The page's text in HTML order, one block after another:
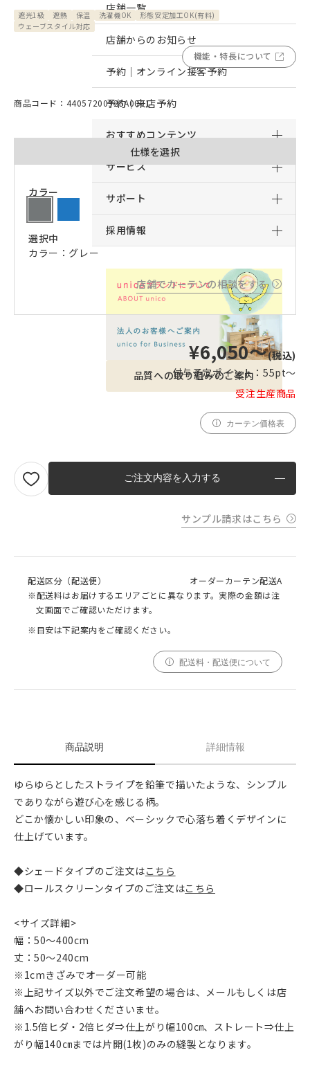
店舗一覧
店舗からのお知らせ
予約｜オンライン接客予約
予約｜来店予約
おすすめコンテンツ
サービス
サポート
採用情報
品質への取り組みのご案内
商品説明 詳細情報
ゆらゆらとしたストライプを鉛筆で描いたような、シンプル
でありながら遊び心を感じる柄。
どこか懐かしい印象の、ベーシックで心落ち着くデザインに
仕上げています。
◆シェードタイプのご注文はこちら
◆ロールスクリーンタイプのご注文はこちら
<サイズ詳細>
幅：50～400cm
丈：50～240cm
※1cmきざみでオーダー可能
※上記サイズ以外でご注文希望の場合は、メールもしくは店
舗へお問い合わせくださいませ。
※1.5倍ヒダ・2倍ヒダ⇒仕上がり幅100㎝、ストレート⇒仕上
がり幅140㎝までは片開(1枚)のみの縫製となります。
遮光1級 遮熱 保温 洗濯機OK
形態安定加工OK(有料)
ウェーブスタイル対応
機能・特長について
商品コード：44057200925A0001
仕様を選択
カラー
選択中
カラー：グレー
店舗でカーテンの相談をする
¥6,050〜(税込)
付与予定ポイント： 55pt〜
受注生産商品
カーテン価格表
ご注文内容を入力する
サンプル請求はこちら
配送区分（配送便）
オーダーカーテン配送A
※配送料はお届けするエリアごとに異なります。実際の金額は注
文画面でご確認いただけます。
※目安は下記案内をご確認ください。
配送料・配送便について